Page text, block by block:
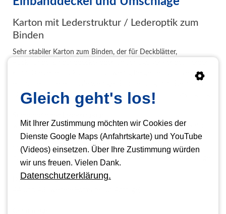
Karton mit Lederstruktur / Lederoptik zum
Binden
Sehr stabiler Karton zum Binden, der für Deckblätter,
kann. Die Lederstruktur ist hochwertig hergestellt und vermittelt
Qualität steht Ihnen eine sehr große Farbauswahl zur Verfügung.
weiß, schwarz, elfenbein, rot, dunkelrot, bordeaux, himmelblau,
mittelblau, royalblau, nachtblau, taubenblau, dunkelgrau,
hellgrau, mittelgrün, dunkelgrün, tannengrün, hellbraun,
dunkelbraun, gelb, orange und pink (weitere Farben auf Anfrage)
DIN Formate Lederstruktur
Gleich geht's los!
Mit Ihrer Zustimmung möchten wir Cookies der
Dienste Google Maps (Anfahrtskarte) und YouTube
(Videos) einsetzen. Über Ihre Zustimmung würden
wir uns freuen. Vielen Dank.
Datenschutzerklärung.